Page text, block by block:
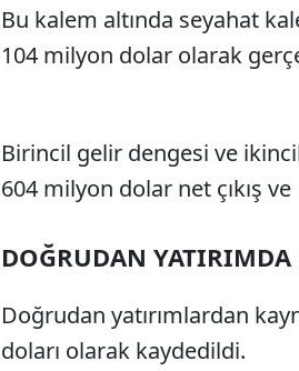
Bu kalem altında seyahat
104 milyon dolar olarak
Birincil gelir dengesi ve
604 milyon dolar net çıkış
DOĞRUDAN YATIRIMDA
Doğrudan yatırımlardan
doları olarak kaydedildi.